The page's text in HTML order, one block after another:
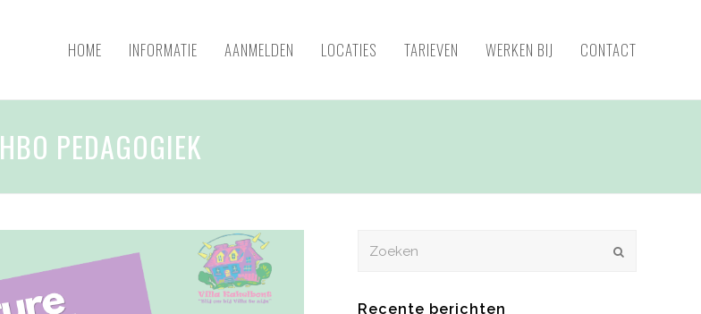
HOME INFORMATIE AANMELDEN LOCATIES TARIEVEN WERKEN BIJ CONTACT
HBO PEDAGOGIEK
Recente berichten